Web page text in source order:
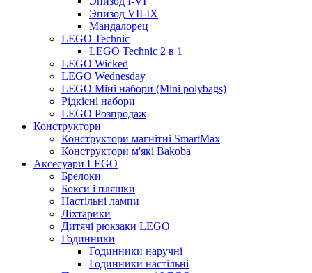
Эпизод VII-IX
Мандалорец
LEGO Technic
LEGO Technic 2 в 1
LEGO Wicked
LEGO Wednesday
LEGO Міні набори (Mini polybags)
Рідкісні набори
LEGO Розпродаж
Конструктори
Конструктори магнітні SmartMax
Конструктори м'які Bakoba
Аксесуари LEGO
Брелоки
Бокси і пляшки
Настільні лампи
Ліхтарики
Дитячі рюкзаки LEGO
Годинники
Годинники наручні
Годинники настільні